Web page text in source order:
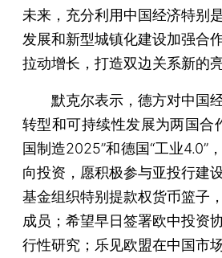
未来，充分利用中国经济特别
发展和新型城镇化建设加强合
拉动增长，打造双边关系新的
默克尔表示，德方对中国经
转型和可持续性发展为两国合
国制造2025”和德国“工业4.0”
向投资，愿积极参与亚投行建
基金组织特别提款权货币篮子
成员；希望早日签署欧中投资
行性研究；乐见欧盟在中国市